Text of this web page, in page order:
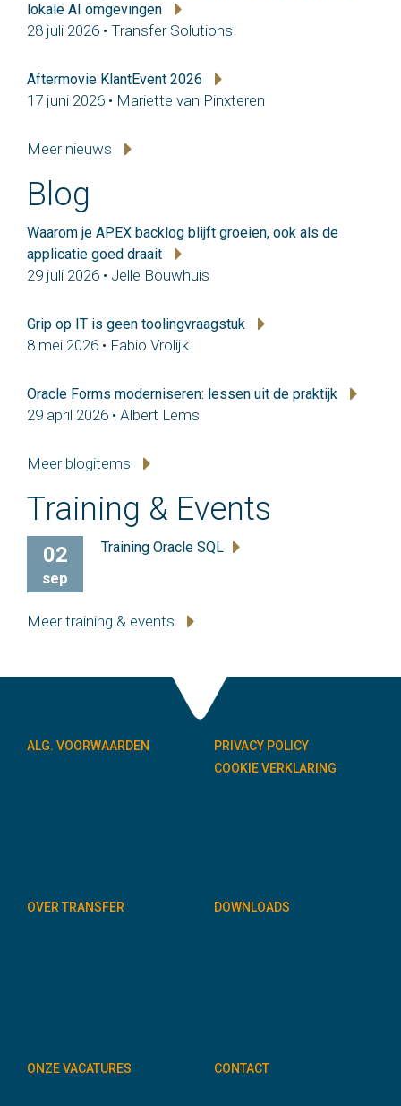
lokale AI omgevingen
28 juli 2026 • Transfer Solutions
Aftermovie KlantEvent 2026
17 juni 2026 • Mariette van Pinxteren
Meer nieuws
Blog
Waarom je APEX backlog blijft groeien, ook als de
applicatie goed draait
29 juli 2026 • Jelle Bouwhuis
Grip op IT is geen toolingvraagstuk
8 mei 2026 • Fabio Vrolijk
Oracle Forms moderniseren: lessen uit de praktijk
29 april 2026 • Albert Lems
Meer blogitems
Training & Events
02
sep
Training Oracle SQL
Meer training & events
ALG. VOORWAARDEN
PRIVACY POLICY
COOKIE VERKLARING
OVER TRANSFER DOWNLOADS
ONZE VACATURES CONTACT